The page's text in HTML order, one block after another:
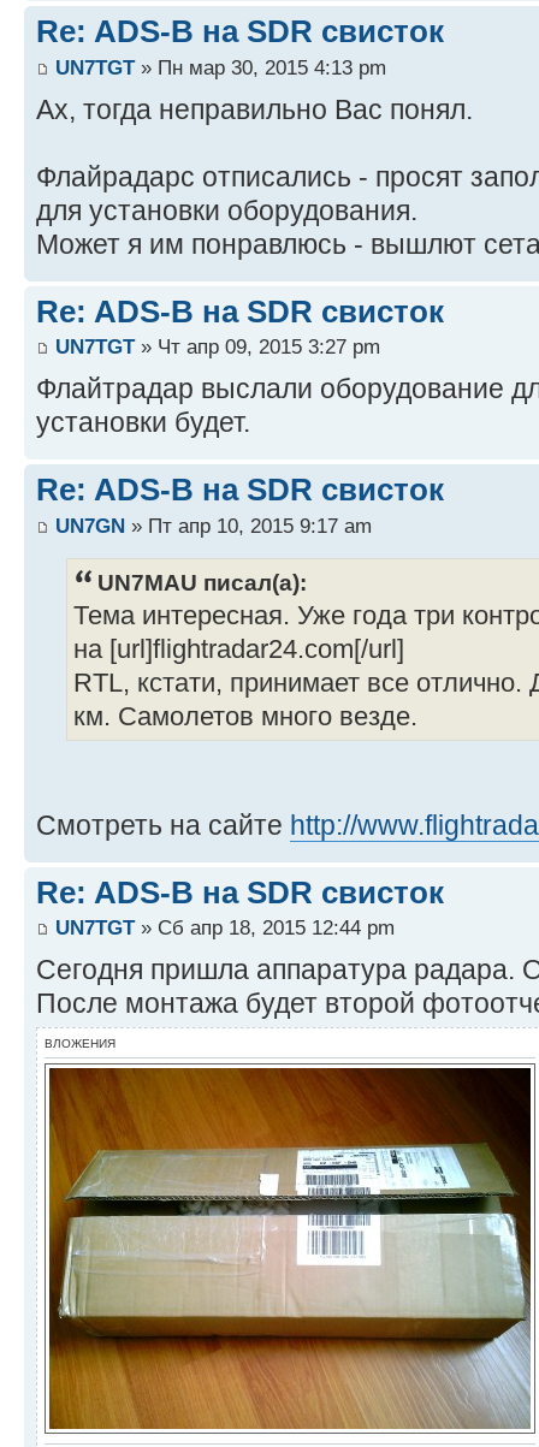
Re: ADS-B на SDR свисток
UN7TGT» Пн мар 30, 2015 4:13 pm
Ах, тогда неправильно Вас понял.
Флайрадарс отписались - просят
для установки оборудования.
Может я им понравлюсь - вышлют
Re: ADS-B на SDR свисток
UN7TGT» Чт апр 09, 2015 3:27 pm
Флайтрадар выслали оборудование
установки будет.
Re: ADS-B на SDR свисток
UN7GN » Пт апр 10, 2015 9:17 am
UN7MAU писал(а):
Тема интересная. Уже года три
на [url]flightradar24.com[/url]
RTL, кстати, принимает все
км. Самолетов много везде.
Смотреть на сайте http://
Re: ADS-B на SDR свисток
UN7TGT» Сб апр 18, 2015 12:44 pm
Сегодня пришла аппаратура радара.
После монтажа будет второй
ВЛОЖЕНИЯ